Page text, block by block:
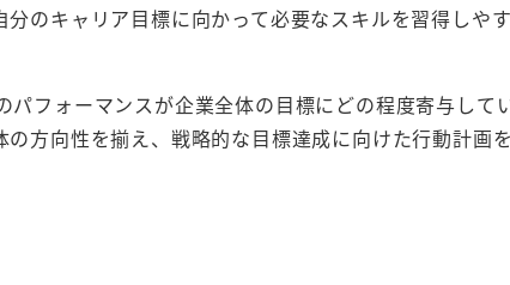
のキャリア目標に向かって必要なスキルを習得しやす
パフォーマンスが企業全体の目標にどの程度寄与して
方向性を揃え、戦略的な目標達成に向けた行動計画